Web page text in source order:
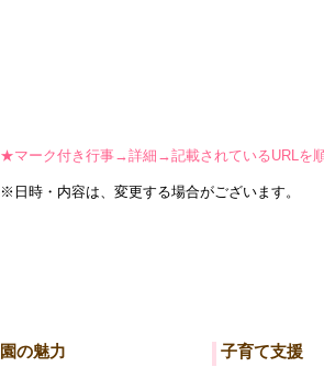
★マーク付き行事→詳細→記載されているURLを
※日時・内容は、変更する場合がございます。
園の魅力 子育て支援